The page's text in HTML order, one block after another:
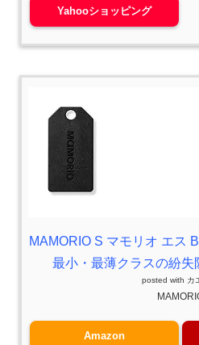
Yahooショッピング
MAMORIO S マモリオ エス
最小・最薄クラスの紛
posted with カ
Amazon